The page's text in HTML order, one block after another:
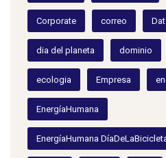
Corporate correo
dia del planeta dominio
ecologia Empresa
EnergíaHumana
EnergíaHumana